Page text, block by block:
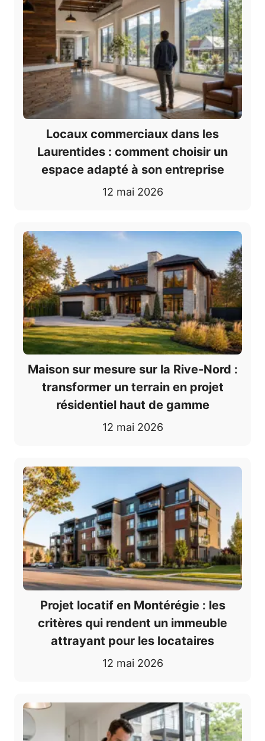
Locaux commerciaux dans les
Laurentides : comment choisir un
espace adapté à son entreprise
12 mai 2026
Maison sur mesure sur la Rive-Nord :
transformer un terrain en projet
résidentiel haut de gamme
12 mai 2026
Projet locatif en Montérégie : les
critères qui rendent un immeuble
attrayant pour les locataires
12 mai 2026